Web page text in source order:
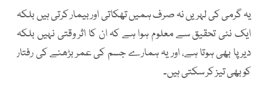
یہ گرمی کی لہریں نہ صرف ہمیں تھکاتی اور بیمار کرتی ہیں بلکہ
ایک نئی تحقیق سے معلوم ہوا ہے کہ ان کا اثر وقتی نہیں بلکہ
دیرپا بھی ہوتا ہے، اور یہ ہمارے جسم کی عمر بڑھنے کی رفتار
کو بھی تیز کر سکتی ہیں۔